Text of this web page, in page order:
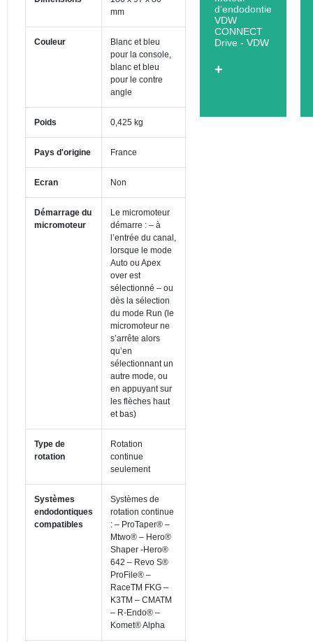
mm
Couleur
Blanc et bleu
pour la console,
blanc et bleu
pour le contre
angle
Poids 0,425 kg
Pays d'origine France
Ecran Non
Démarrage du
micromoteur
Le micromoteur
démarre : – à
l’entrée du canal,
lorsque le mode
Auto ou Apex
over est
sélectionné – ou
dès la sélection
du mode Run (le
micromoteur ne
s’arrête alors
qu’en
sélectionnant un
autre mode, ou
en appuyant sur
les flèches haut
et bas)
Type de
rotation
Rotation
continue
seulement
Systèmes
endodontiques
compatibles
Systèmes de
rotation continue
: – ProTaper® –
Mtwo® – Hero®
Shaper -Hero®
642 – Revo S®
ProFile® –
RaceTM FKG –
K3TM – CMATM
– R-Endo® –
Komet® Alpha
d’endodontie
VDW
CONNECT
Drive - VDW
+